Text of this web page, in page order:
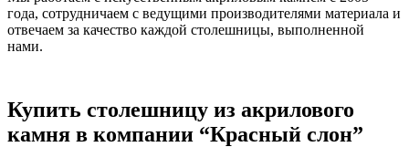
года, сотрудничаем с ведущими производителями материала и
отвечаем за качество каждой столешницы, выполненной
нами.
Купить столешницу из акрилового
камня в компании “Красный слон”